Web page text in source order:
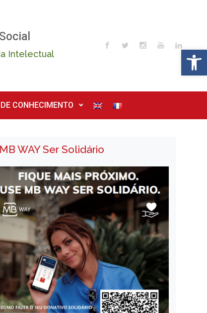
Intelectual
CONHECIMENTO
MB WAY Ser Solidário